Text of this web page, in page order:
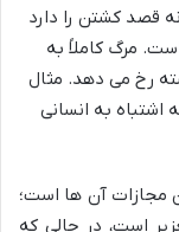
قصد کشتن را دارد
مرگ کاملاً به
رخ می دهد. مثال
اشتباه به انسانی
مجازات آن ها است؛
است، در حالی که